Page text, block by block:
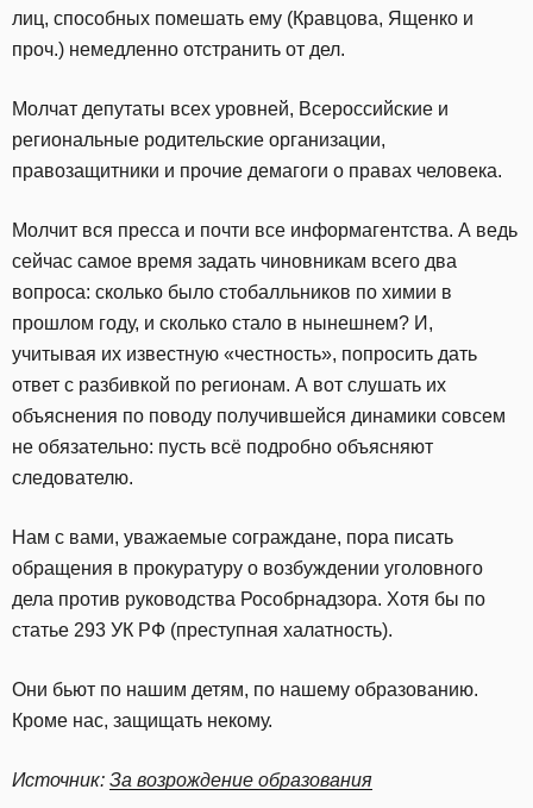
лиц, способных помешать ему (Кравцова, Ященко и
проч.) немедленно отстранить от дел.
Молчат депутаты всех уровней, Всероссийские и
региональные родительские организации,
правозащитники и прочие демагоги о правах человека.
Молчит вся пресса и почти все информагентства. А ведь
сейчас самое время задать чиновникам всего два
вопроса: сколько было стобалльников по химии в
прошлом году, и сколько стало в нынешнем? И,
учитывая их известную «честность», попросить дать
ответ с разбивкой по регионам. А вот слушать их
объяснения по поводу получившейся динамики совсем
не обязательно: пусть всё подробно объясняют
следователю.
Нам с вами, уважаемые сограждане, пора писать
обращения в прокуратуру о возбуждении уголовного
дела против руководства Рособрнадзора. Хотя бы по
статье 293 УК РФ (преступная халатность).
Они бьют по нашим детям, по нашему образованию.
Кроме нас, защищать некому.
Источник: За возрождение образования